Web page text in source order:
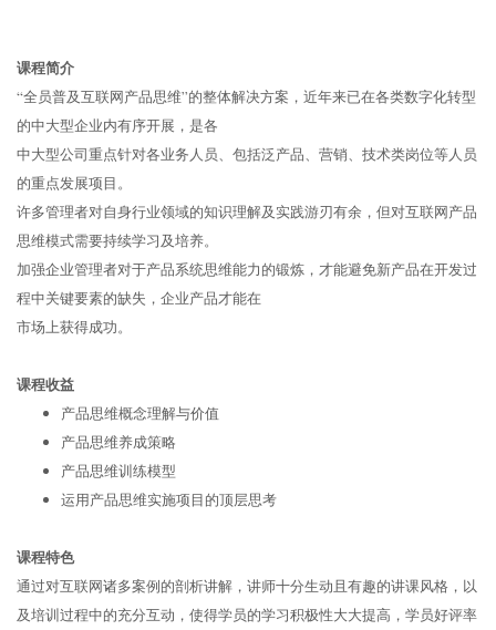
课程简介
“全员普及互联网产品思维”的整体解决方案，近年来已在各类数字化转型
的中大型企业内有序开展，是各
中大型公司重点针对各业务人员、包括泛产品、营销、技术类岗位等人员
的重点发展项目。
许多管理者对自身行业领域的知识理解及实践游刃有余，但对互联网产品
思维模式需要持续学习及培养。
加强企业管理者对于产品系统思维能力的锻炼，才能避免新产品在开发过
程中关键要素的缺失，企业产品才能在
市场上获得成功。
课程收益
产品思维概念理解与价值
产品思维养成策略
产品思维训练模型
运用产品思维实施项目的顶层思考
课程特色
通过对互联网诸多案例的剖析讲解，讲师十分生动且有趣的讲课风格，以
及培训过程中的充分互动，使得学员的学习积极性大大提高，学员好评率